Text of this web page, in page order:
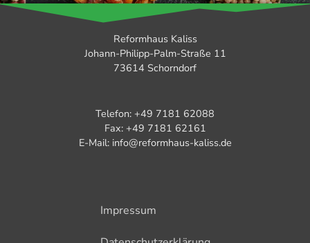
Reformhaus Kaliss
Johann-Philipp-Palm-Straße 11
73614 Schorndorf
Telefon: +49 7181 62088
Fax: +49 7181 62161
E-Mail: info@reformhaus-kaliss.de
Impressum